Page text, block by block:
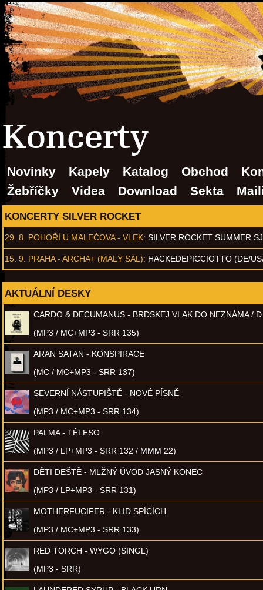
Koncerty
Novinky Kapely Katalog Obchod
Žebříčky
Videa Download Sekta
KONCERTY SILVER ROCKET
29. 8. POHOŘÍ U MALEČOVA - VLEK: SILVER ROCKET SUMMER
15. 9. PRAHA - ARCHA+ (MALÝ SÁL): HACKEDEPICCIOTTO (DE/
AKTUÁLNÍ DESKY
CARDO & DECUMANUS - BRDSKEJ VLAK DO NEZNÁMA /
(MP3 / MC+MP3 - SRR 135)
ARAN SATAN - KONSPIRACE
(MC / MC+MP3 - SRR 137)
SEVERNÍ NÁSTUPIŠTĚ - NOVÉ PÍSNĚ
(MP3 / MC+MP3 - SRR 134)
PALMA - TĚLESO
(MP3 / LP+MP3 - SRR 132 / MMM 22)
DĚTI DEŠTĚ - MLŽNÝ ÚVOD JASNÝ KONEC
(MP3 / LP+MP3 - SRR 131)
MOTHERFUCIFER - KLID SPÍCÍCH
(MP3 / MC+MP3 - SRR 133)
RED TORCH - WYGO (SINGL)
(MP3 - SRR)